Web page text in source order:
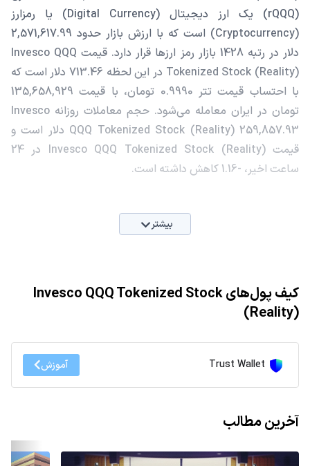
(rQQQ) یک ارز دیجیتال (Digital Currency) یا رمزارز
(Cryptocurrency) است که با ارزش بازار حدود 2,571,617.99
دلار در رتبه 1428 بازار رمز ارزها قرار دارد. قیمت Invesco QQQ
Tokenized Stock (Reality) در این لحظه 713.46 دلار است که
با احتساب قیمت تتر 0.9990 تومان، با قیمت 135,658,929
تومان در ایران معامله می‌شود. حجم معاملات روزانه Invesco
QQQ Tokenized Stock (Reality) 259,857.93 دلار است و
قیمت Invesco QQQ Tokenized Stock (Reality) در 24
ساعت اخیر، -1.16 کاهش داشته است.
بیشتر
کیف پول‌های Invesco QQQ Tokenized Stock
(Reality)
Trust Wallet آموزش
آخرین مطالب